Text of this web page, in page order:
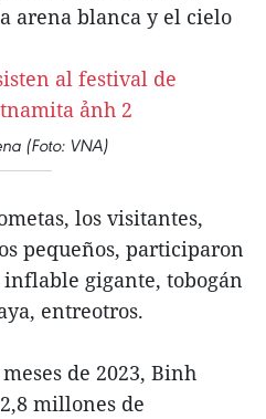
arena blanca y el cielo
(Foto: VNA)
los visitantes,
pequeños, participaron
inflable gigante, tobogán
entreotros.
de 2023, Binh
millones de